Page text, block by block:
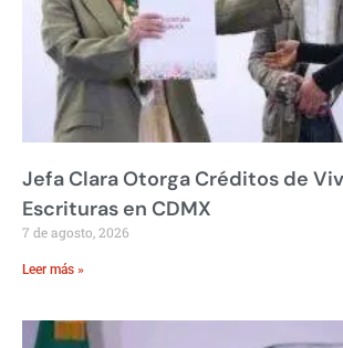
Jefa Clara Otorga Créditos de
Escrituras en CDMX
7 de agosto, 2026
Leer más »